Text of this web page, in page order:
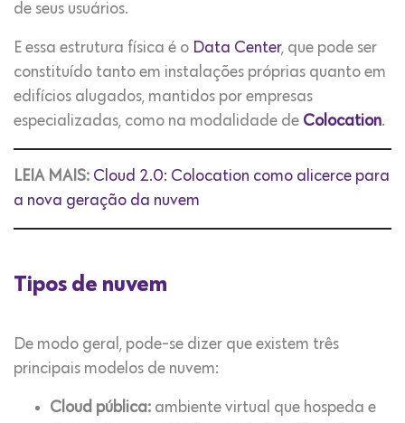
de seus usuários.
E essa estrutura física é o Data Center, que pode ser
constituído tanto em instalações próprias quanto em
edifícios alugados, mantidos por empresas
especializadas, como na modalidade de Colocation.
LEIA MAIS: Cloud 2.0: Colocation como alicerce para
a nova geração da nuvem
Tipos de nuvem
De modo geral, pode-se dizer que existem três
principais modelos de nuvem:
Cloud pública: ambiente virtual que hospeda e